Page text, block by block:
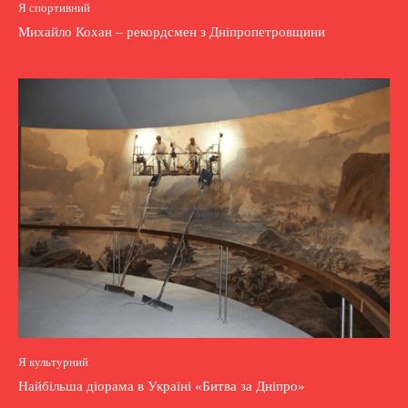
Я спортивний
Михайло Кохан – рекордсмен з Дніпропетровщини
Я культурний
Найбільша діорама в Україні «Битва за Дніпро»